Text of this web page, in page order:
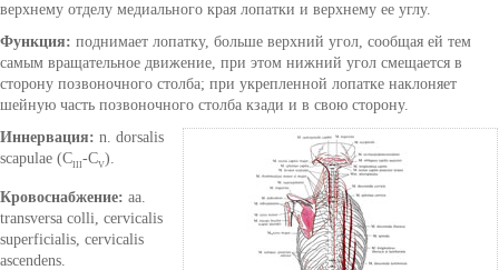
верхнему отделу медиального края лопатки и верхнему ее углу.
Функция: поднимает лопатку, больше верхний угол, сообщая ей тем
самым вращательное движение, при этом нижний угол смещается в
сторону позвоночного столба; при укрепленной лопатке наклоняет
шейную часть позвоночного столба кзади и в свою сторону.
Иннервация: n. dorsalis
scapulae (СIII -CV).
Кровоснабжение: аа.
transversa colli, cervicalis
superficialis, cervicalis
ascendens.